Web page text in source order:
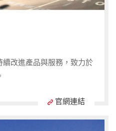
續改進產品與服務，致力於
官網連結